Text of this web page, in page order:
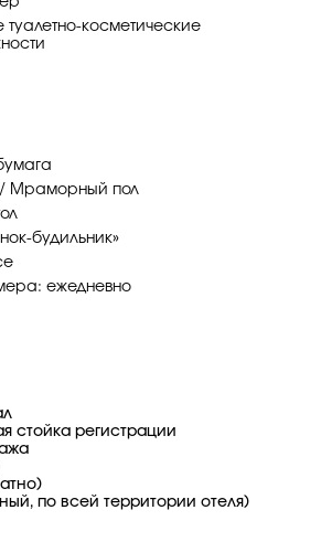
туалетно-косметические
/ Мраморный пол
будильник»
ежедневно
стойка регистрации
по всей территории отеля)